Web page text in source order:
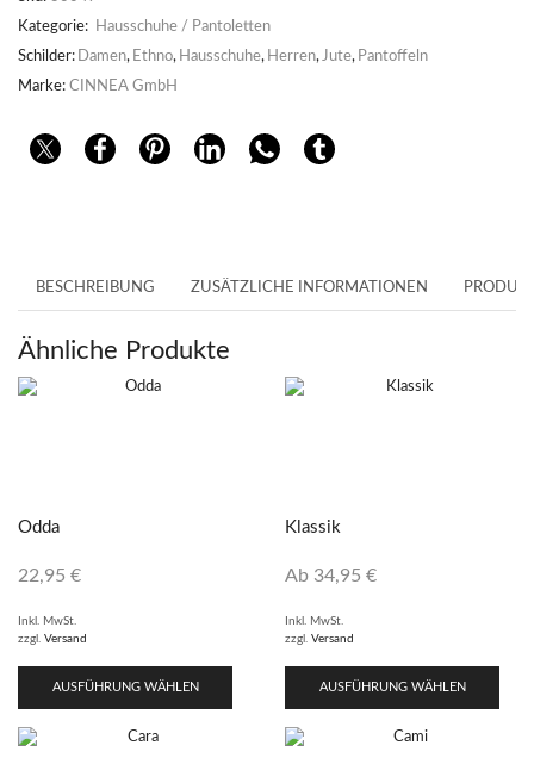
Kategorie:
Hausschuhe / Pantoletten
Schilder: Damen, Ethno, Hausschuhe, Herren,Jute, Pantoffeln
Marke: CINNEA GmbH
BESCHREIBUNG ZUSÄTZLICHE INFORMATIONEN
Ähnliche Produkte
Odda
22,95 €
Inkl. MwSt.
zzgl. Versand
AUSFÜHRUNG WÄHLEN
Klassik
Ab 34,95 €
Inkl. MwSt.
zzgl. Versand
AUSFÜHRUNG WÄHLEN